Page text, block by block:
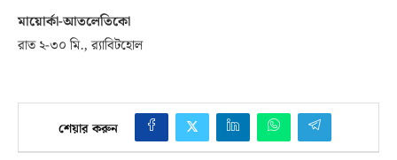
মায়োর্কা-আতলেতিকো
রাত ২-৩০ মি., র‌্যাবিটহোল
শেয়ার করুন